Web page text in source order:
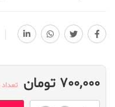
700,000 تومان تعداد 5 عدد